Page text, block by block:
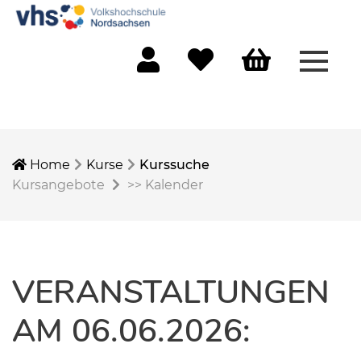
Home Kurse
Kurssuche
Kursangebote
>> Kalender
VERANSTALTUNGEN
AM 06.06.2026: